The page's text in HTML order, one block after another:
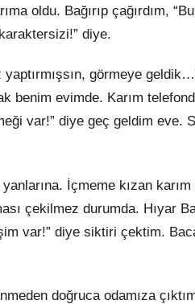
oldu. Bağırıp çağırdım,
diye.
görmeye
benim evimde. Karım
var!” diye geç geldim eve.
İçmeme kızan
çekilmez durumda. Hıyar
var!” diye siktiri çektim.
doğruca odamıza